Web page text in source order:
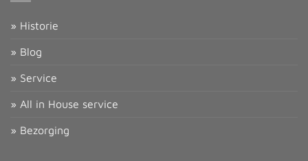
» Historie
» Blog
» Service
» All in House service
» Bezorging